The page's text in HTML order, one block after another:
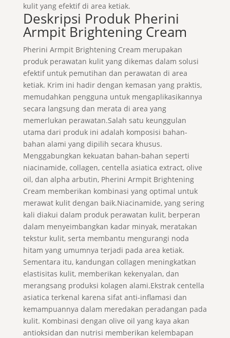
kulit yang efektif di area ketiak.
Deskripsi Produk Pherini
Armpit Brightening Cream
Pherini Armpit Brightening Cream merupakan
produk perawatan kulit yang dikemas dalam solusi
efektif untuk pemutihan dan perawatan di area
ketiak. Krim ini hadir dengan kemasan yang praktis,
memudahkan pengguna untuk mengaplikasikannya
secara langsung dan merata di area yang
memerlukan perawatan.Salah satu keunggulan
utama dari produk ini adalah komposisi bahan-
bahan alami yang dipilih secara khusus.
Menggabungkan kekuatan bahan-bahan seperti
niacinamide, collagen, centella asiatica extract, olive
oil, dan alpha arbutin, Pherini Armpit Brightening
Cream memberikan kombinasi yang optimal untuk
merawat kulit dengan baik.Niacinamide, yang sering
kali diakui dalam produk perawatan kulit, berperan
dalam menyeimbangkan kadar minyak, meratakan
tekstur kulit, serta membantu mengurangi noda
hitam yang umumnya terjadi pada area ketiak.
Sementara itu, kandungan collagen meningkatkan
elastisitas kulit, memberikan kekenyalan, dan
merangsang produksi kolagen alami.Ekstrak centella
asiatica terkenal karena sifat anti-inflamasi dan
kemampuannya dalam meredakan peradangan pada
kulit. Kombinasi dengan olive oil yang kaya akan
antioksidan dan nutrisi memberikan kelembapan